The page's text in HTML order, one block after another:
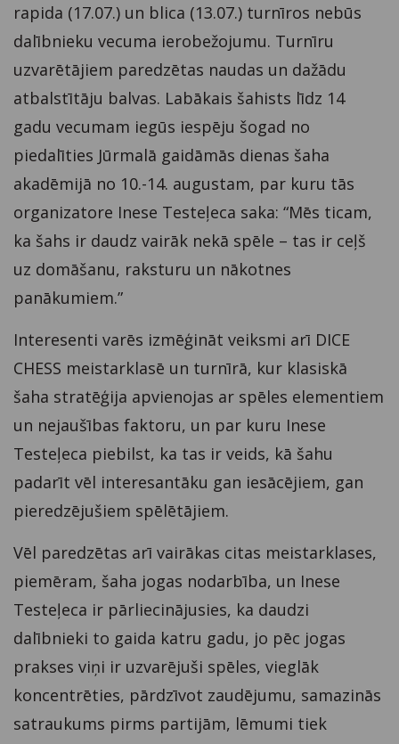
rapida (17.07.) un blica (13.07.) turnīros nebūs
dalībnieku vecuma ierobežojumu. Turnīru
uzvarētājiem paredzētas naudas un dažādu
atbalstītāju balvas. Labākais šahists līdz 14
gadu vecumam iegūs iespēju šogad no
piedalīties Jūrmalā gaidāmās dienas šaha
akadēmijā no 10.-14. augustam, par kuru tās
organizatore Inese Testeļeca saka: “Mēs ticam,
ka šahs ir daudz vairāk nekā spēle – tas ir ceļš
uz domāšanu, raksturu un nākotnes
panākumiem.”
Interesenti varēs izmēģināt veiksmi arī DICE
CHESS meistarklasē un turnīrā, kur klasiskā
šaha stratēģija apvienojas ar spēles elementiem
un nejaušības faktoru, un par kuru Inese
Testeļeca piebilst, ka tas ir veids, kā šahu
padarīt vēl interesantāku gan iesācējiem, gan
pieredzējušiem spēlētājiem.
Vēl paredzētas arī vairākas citas meistarklases,
piemēram, šaha jogas nodarbība, un Inese
Testeļeca ir pārliecinājusies, ka daudzi
dalībnieki to gaida katru gadu, jo pēc jogas
prakses viņi ir uzvarējuši spēles, vieglāk
koncentrēties, pārdzīvot zaudējumu, samazinās
satraukums pirms partijām, lēmumi tiek